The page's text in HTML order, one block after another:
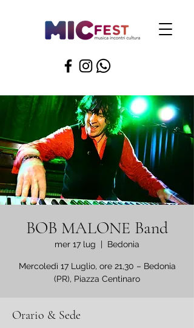
BOB MALONE Band
mer 17 lug
  |
Bedonia
Mercoledì 17 Luglio, ore 21,30 – Bedonia
(PR), Piazza Centinaro
Orario & Sede